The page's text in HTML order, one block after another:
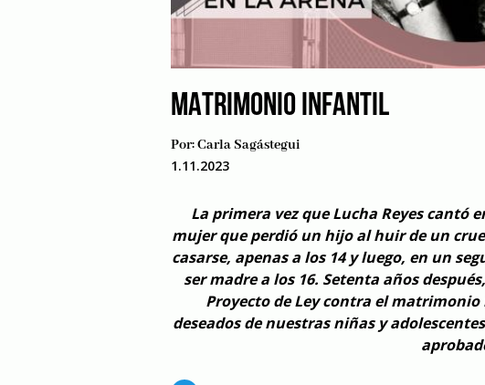
MATRIMONIO INFANTIL
Por:Carla Sagástegui
1.11.2023
La primera vez que Lucha Reyes cantó
mujer que perdió un hijo al huir de un
casarse, apenas a los 14 y luego, en un
ser madre a los 16. Setenta años
Proyecto de Ley contra el
deseados de nuestras niñas y